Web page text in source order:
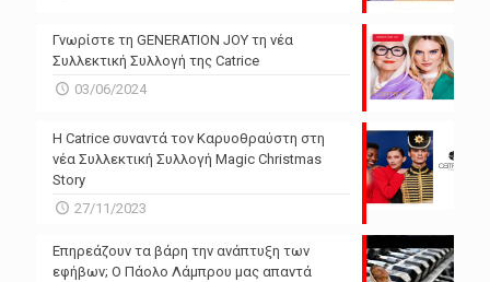
Γνωρίστε τη GENERATION JOY τη νέα
Συλλεκτική Συλλογή της Catrice
03/06/2024
Η Catrice συναντά τον Καρυοθραύστη στη
νέα Συλλεκτική Συλλογή Magic Christmas
Story
27/11/2023
Επηρεάζουν τα βάρη την ανάπτυξη των
εφήβων; Ο Πάολο Λάμπρου μας απαντά